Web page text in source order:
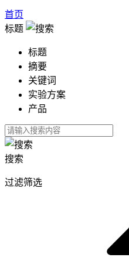
首页
标题
标题
摘要
关键词
实验方案
产品
搜索
过滤筛选